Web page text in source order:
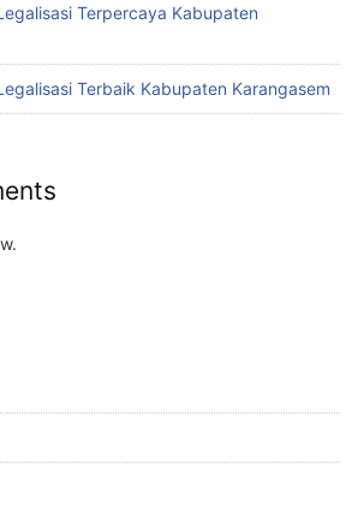
Terpercaya Kabupaten
Terbaik Kabupaten Karangasem